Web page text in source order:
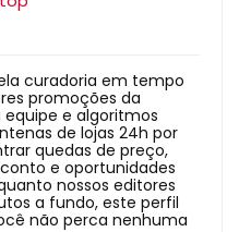
curadoria em tempo
promoções da
equipe e algoritmos
de lojas 24h por
quedas de preço,
e oportunidades
nossos editores
a fundo, este perfil
não perca nenhuma